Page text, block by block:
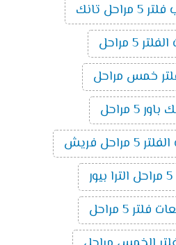
تانك
5 مراحل
خمس مراحل
5 مراحل
فريش
5 مراحل